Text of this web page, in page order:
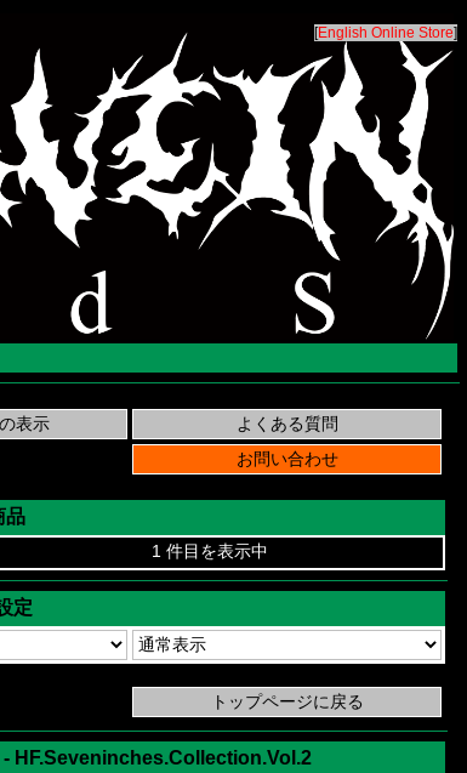
[English Online Store]
品
1 件目を表示中
定
HF.Seveninches.Collection.Vol.2